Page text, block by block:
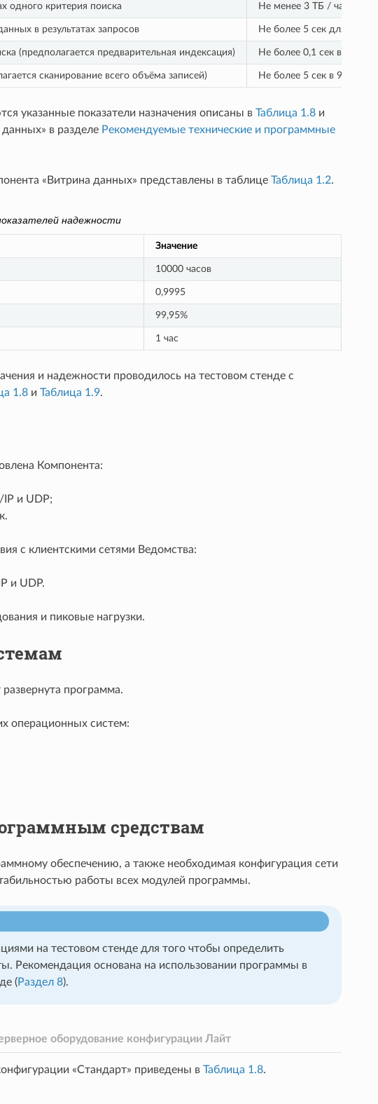
одного критерия поиска Не менее 3 ТБ / час или
в результатах запросов Не более 5 сек для 95%
(предполагается предварительная индексация) Не более 0,1 сек в 95%
сканирование всего объёма записей) Не более 5 сек в 95%
указанные показатели назначения описаны в Таблица 1.8и
в разделе Рекомендуемые технические и программные
«Витрина данных» представлены в таблице Таблица 1.2.
надежности
Значение
10000 часов
0,9995
99,95%
1 час
и надежности проводилось на тестовом стенде с
1.8и Таблица 1.9.
Компонента:
IP и UDP;
с клиентскими сетями Ведомства:
и UDP.
и пиковые нагрузки.
программа.
операционных систем:
средствам
обеспечению, а также необходимая конфигурация сети
работы всех модулей программы.
на тестовом стенде для того чтобы определить
Рекомендация основана на использовании программы в
(Раздел 8).
«Стандарт» приведены в Таблица 1.8.
оборудование конфигурации Лайт